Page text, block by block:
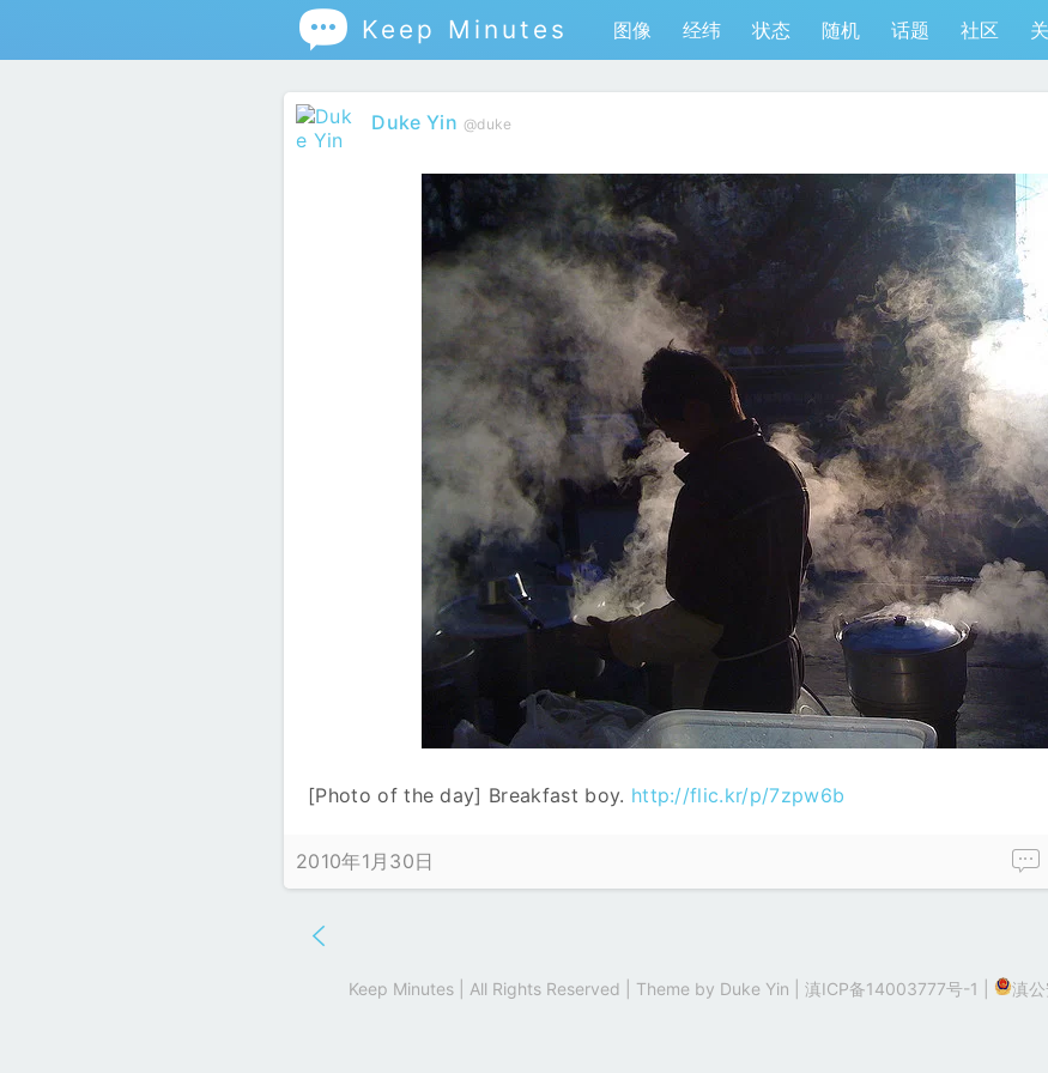
 Keep Minutes 图像 经纬 状态 随机 话题 社区
Duke Yin @duke
[Photo of the day] Breakfast boy. http://flic.kr/p/7zpw6b
2010年1月30日
Keep Minutes | All Rights Reserved | Theme by Duke Yin 滇ICP备14003777号-1 滇